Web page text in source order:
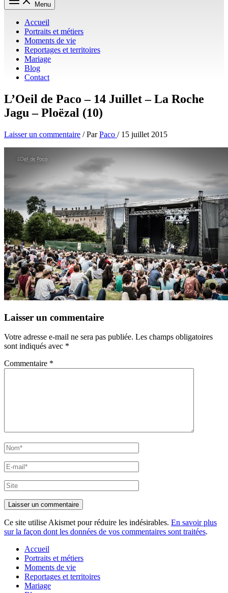
Menu
Accueil
Portraits et métiers
Moments de vie
Reportages et territoires
Mariage
Blog
Contact
L’Oeil de Paco – 14 Juillet – La Roche
Jagu – Ploëzal (10)
Laisser un commentaire / ParPaco / 15 juillet 2015
Laisser un commentaire
Votre adresse e-mail ne sera pas publiée. Les champs obligatoires
sont indiqués avec *
Commentaire *
Nom*
E-
mail*
Site
Ce site utilise Akismet pour réduire les indésirables. En savoir plus
sur la façon dont les données de vos commentaires sont traitées.
Accueil
Portraits et métiers
Moments de vie
Reportages et territoires
Mariage